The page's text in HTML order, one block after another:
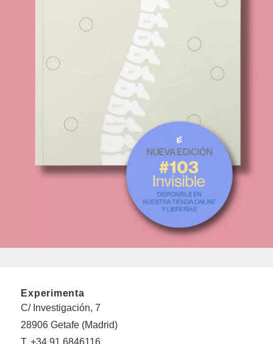
Experimenta
C/ Investigación, 7
28906 Getafe (Madrid)